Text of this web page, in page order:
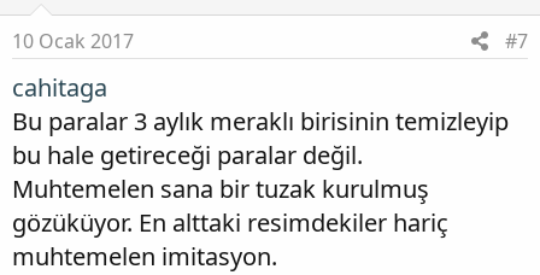
10 Ocak 2017 #7
cahitaga
Bu paralar 3 aylık meraklı birisinin temizleyip
bu hale getireceği paralar değil.
Muhtemelen sana bir tuzak kurulmuş
gözüküyor. En alttaki resimdekiler hariç
muhtemelen imitasyon.